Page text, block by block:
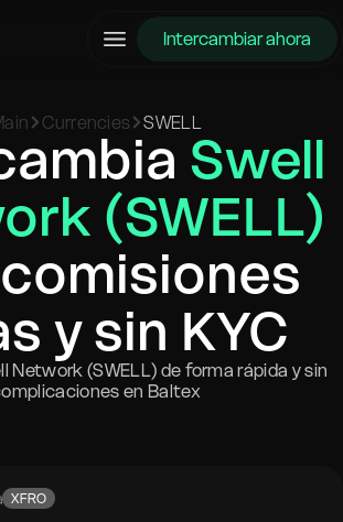
Intercambiar ahora
Currencies SWELL
Swell
(SWELL)
y sin KYC
Network (SWELL) de forma rápida y sin
en Baltex
XFRO